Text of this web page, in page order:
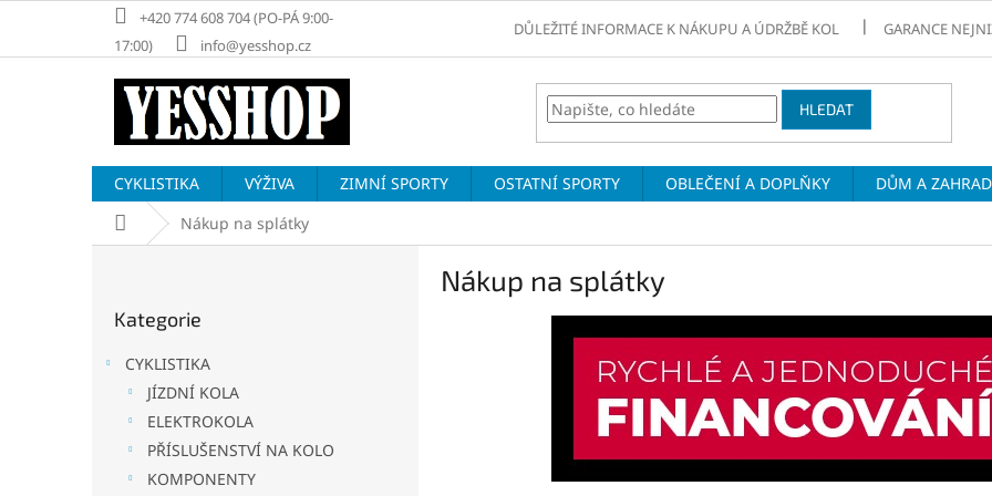
obsah
+420 774 608 704 (PO-PÁ 9:00-
17:00)
info@yesshop.cz
DŮLEŽITÉ INFORMACE K NÁKUPU A ÚDRŽBĚ KOL GARANCE
HLEDAT
CYKLISTIKA VÝŽIVA ZIMNÍ SPORTY OSTATNÍ SPORTY OBLEČENÍ A DOPLŇKY DŮM A
Domů Nákup na splátky
kategorie
Kategorie
CYKLISTIKA
JÍZDNÍ KOLA
ELEKTROKOLA
PŘÍSLUŠENSTVÍ NA KOLO
KOMPONENTY
Nákup na splátky